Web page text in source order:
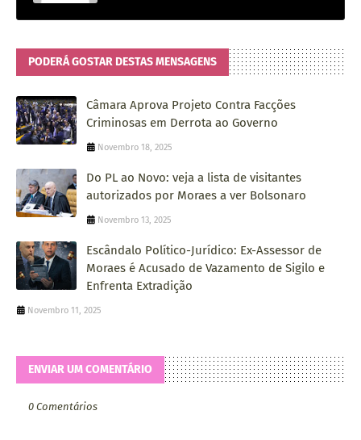
PODERÁ GOSTAR DESTAS MENSAGENS
Câmara Aprova Projeto Contra Facções
Criminosas em Derrota ao Governo
Novembro 18, 2025
Do PL ao Novo: veja a lista de visitantes
autorizados por Moraes a ver Bolsonaro
Novembro 13, 2025
Escândalo Político-Jurídico: Ex-Assessor de
Moraes é Acusado de Vazamento de Sigilo e
Enfrenta Extradição
Novembro 11, 2025
ENVIAR UM COMENTÁRIO
0 Comentários